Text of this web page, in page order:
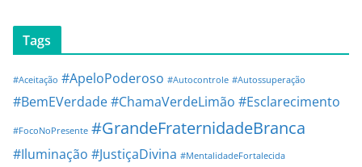
Tags
#Aceitação #ApeloPoderoso #Autocontrole #Autossuperação
#BemEVerdade#ChamaVerdeLimão #Esclarecimento
#FocoNoPresente #GrandeFraternidadeBranca
#Iluminação #JustiçaDivina #MentalidadeFortalecida